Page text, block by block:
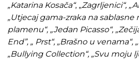
„Katarina Kosača“, „Zagrljenici“,
„Utjecaj gama-zraka na sablasne
plamenu“, „Jedan Picasso“,
End”, „ Prst“, „Brašno u venama“,
„Bullying Collection“, „Svu moju